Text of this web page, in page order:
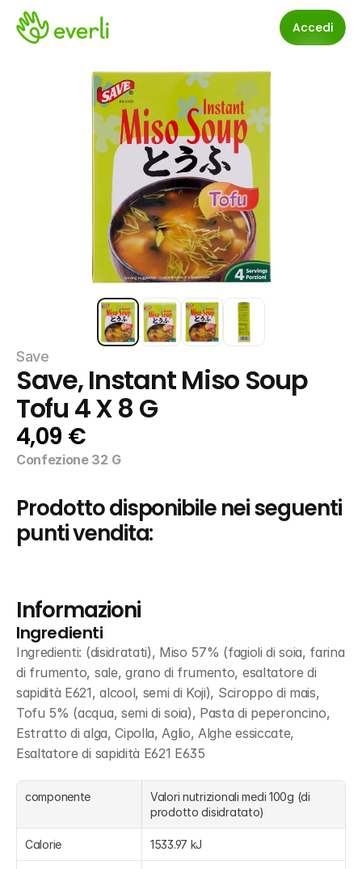
Accedi
Save
Save, Instant Miso Soup
Tofu 4 X 8 G
4,09 €
Confezione 32 G
Prodotto disponibile nei seguenti
punti vendita:
Informazioni
Ingredienti
Ingredienti: (disidratati), Miso 57% (fagioli di soia, farina
di frumento, sale, grano di frumento, esaltatore di
sapidità E621, alcool, semi di Koji), Sciroppo di mais,
Tofu 5% (acqua, semi di soia), Pasta di peperoncino,
Estratto di alga, Cipolla, Aglio, Alghe essiccate,
Esaltatore di sapidità E621 E635
componente
Valori nutrizionali medi 100g (di
prodotto disidratato)
Calorie 1533.97 kJ